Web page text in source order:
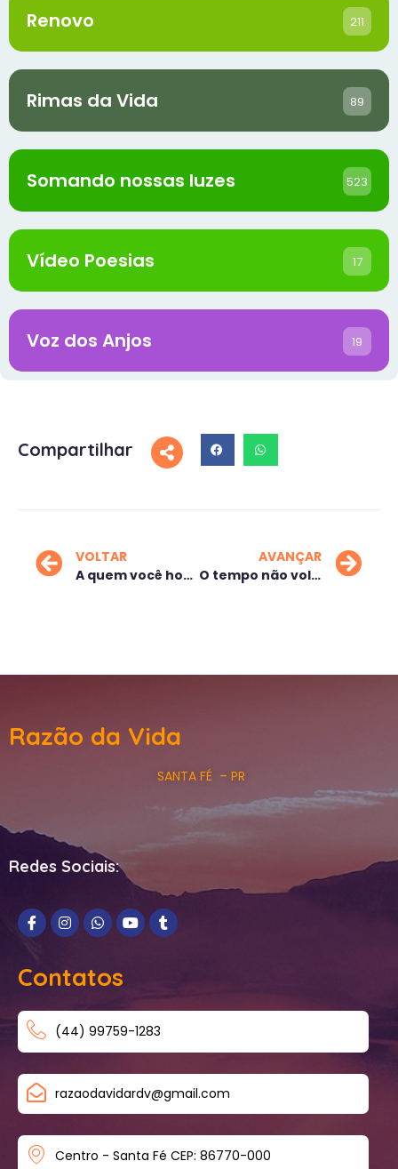
Renovo 211
Rimas da Vida 89
Somando nossas luzes 523
Vídeo Poesias 17
Voz dos Anjos 19
Compartilhar
VOLTAR
A quem você honra?
AVANÇAR
O tempo não volta
Razão da Vida
SANTA FÉ – PR
Redes Sociais:
Contatos
(44) 99759-1283
razaodavidardv@gmail.com
Centro - Santa Fé CEP: 86770-000